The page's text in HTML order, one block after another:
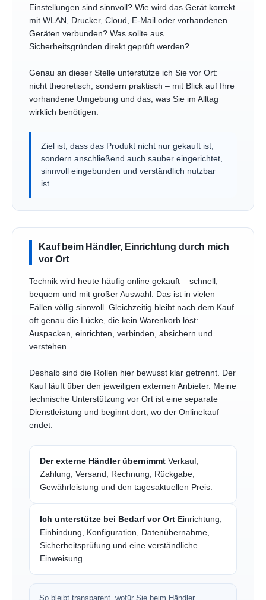
Einstellungen sind sinnvoll? Wie wird das Gerät korrekt
mit WLAN, Drucker, Cloud, E-Mail oder vorhandenen
Geräten verbunden? Was sollte aus
Sicherheitsgründen direkt geprüft werden?
Genau an dieser Stelle unterstütze ich Sie vor Ort:
nicht theoretisch, sondern praktisch – mit Blick auf Ihre
vorhandene Umgebung und das, was Sie im Alltag
wirklich benötigen.
Ziel ist, dass das Produkt nicht nur gekauft ist,
sondern anschließend auch sauber eingerichtet,
sinnvoll eingebunden und verständlich nutzbar
ist.
Kauf beim Händler, Einrichtung durch mich
vor Ort
Technik wird heute häufig online gekauft – schnell,
bequem und mit großer Auswahl. Das ist in vielen
Fällen völlig sinnvoll. Gleichzeitig bleibt nach dem Kauf
oft genau die Lücke, die kein Warenkorb löst:
Auspacken, einrichten, verbinden, absichern und
verstehen.
Deshalb sind die Rollen hier bewusst klar getrennt. Der
Kauf läuft über den jeweiligen externen Anbieter. Meine
technische Unterstützung vor Ort ist eine separate
Dienstleistung und beginnt dort, wo der Onlinekauf
endet.
Der externe Händler übernimmt Verkauf,
Zahlung, Versand, Rechnung, Rückgabe,
Gewährleistung und den tagesaktuellen Preis.
Ich unterstütze bei Bedarf vor Ort Einrichtung,
Einbindung, Konfiguration, Datenübernahme,
Sicherheitsprüfung und eine verständliche
Einweisung.
So bleibt transparent, wofür Sie beim Händler